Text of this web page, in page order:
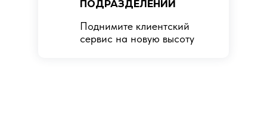
ПОДРАЗДЕЛЕНИЙ
Поднимите клиентский
сервис на новую высоту